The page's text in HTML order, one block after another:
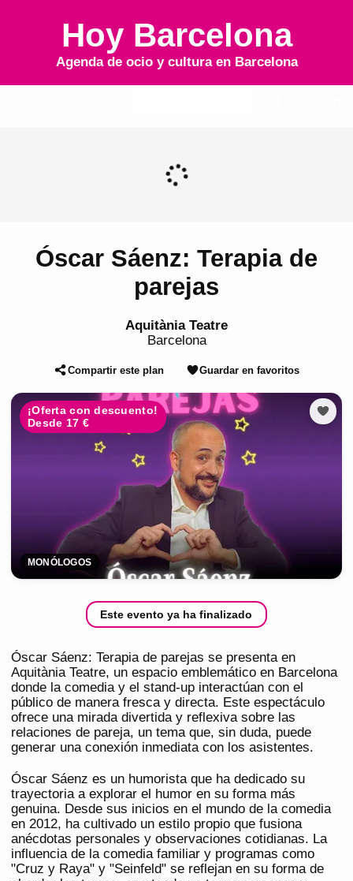
Hoy Barcelona
Agenda de ocio y cultura en Barcelona
Óscar Sáenz: Terapia de
parejas
Aquitània Teatre
Barcelona
Compartir este plan Guardar en favoritos
¡Oferta con descuento!
Desde 17 €
MONÓLOGOS
Este evento ya ha finalizado
Óscar Sáenz: Terapia de parejas se presenta en
Aquitània Teatre, un espacio emblemático en Barcelona
donde la comedia y el stand-up interactúan con el
público de manera fresca y directa. Este espectáculo
ofrece una mirada divertida y reflexiva sobre las
relaciones de pareja, un tema que, sin duda, puede
generar una conexión inmediata con los asistentes.
Óscar Sáenz es un humorista que ha dedicado su
trayectoria a explorar el humor en su forma más
genuina. Desde sus inicios en el mundo de la comedia
en 2012, ha cultivado un estilo propio que fusiona
anécdotas personales y observaciones cotidianas. La
influencia de la comedia familiar y programas como
"Cruz y Raya" y "Seinfeld" se reflejan en su forma de